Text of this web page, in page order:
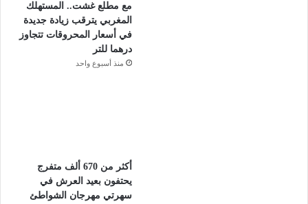
مع مطلع غشت.. المستهلك
المغربي يترقب زيادة جديدة
في أسعار المحروقات تتجاوز
درهما للتر
منذ أسبوع واحد
أكثر من 670 ألف متفرج
يحتفون بعيد العرش في
سهرتي مهرجان الشواطئ